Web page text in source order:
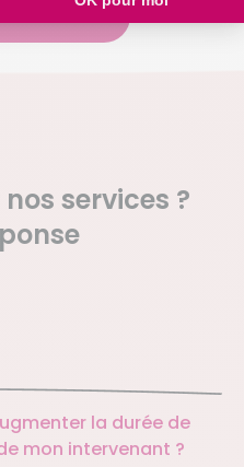
mon devis
services ?
la durée de
mon intervenant ?